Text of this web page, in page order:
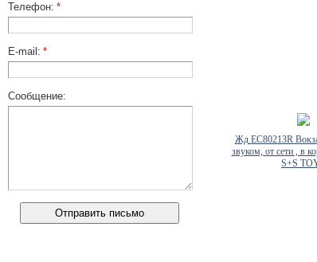
Телефон: *
E-mail: *
Сообщение:
Жд EC80213R
звуком, от сети , в
S+S